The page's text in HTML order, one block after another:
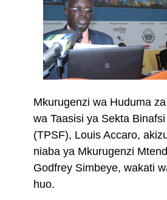
Mkurugenzi wa Huduma
wa Taasisi ya Sekta
(TPSF), Louis Accaro,
niaba ya Mkurugenzi
Godfrey Simbeye, wakati
huo.